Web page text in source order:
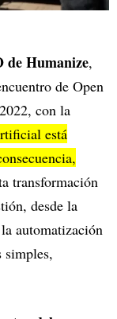
Humanize,
de Open
con la
está
transformación
desde la
automatización
simples,